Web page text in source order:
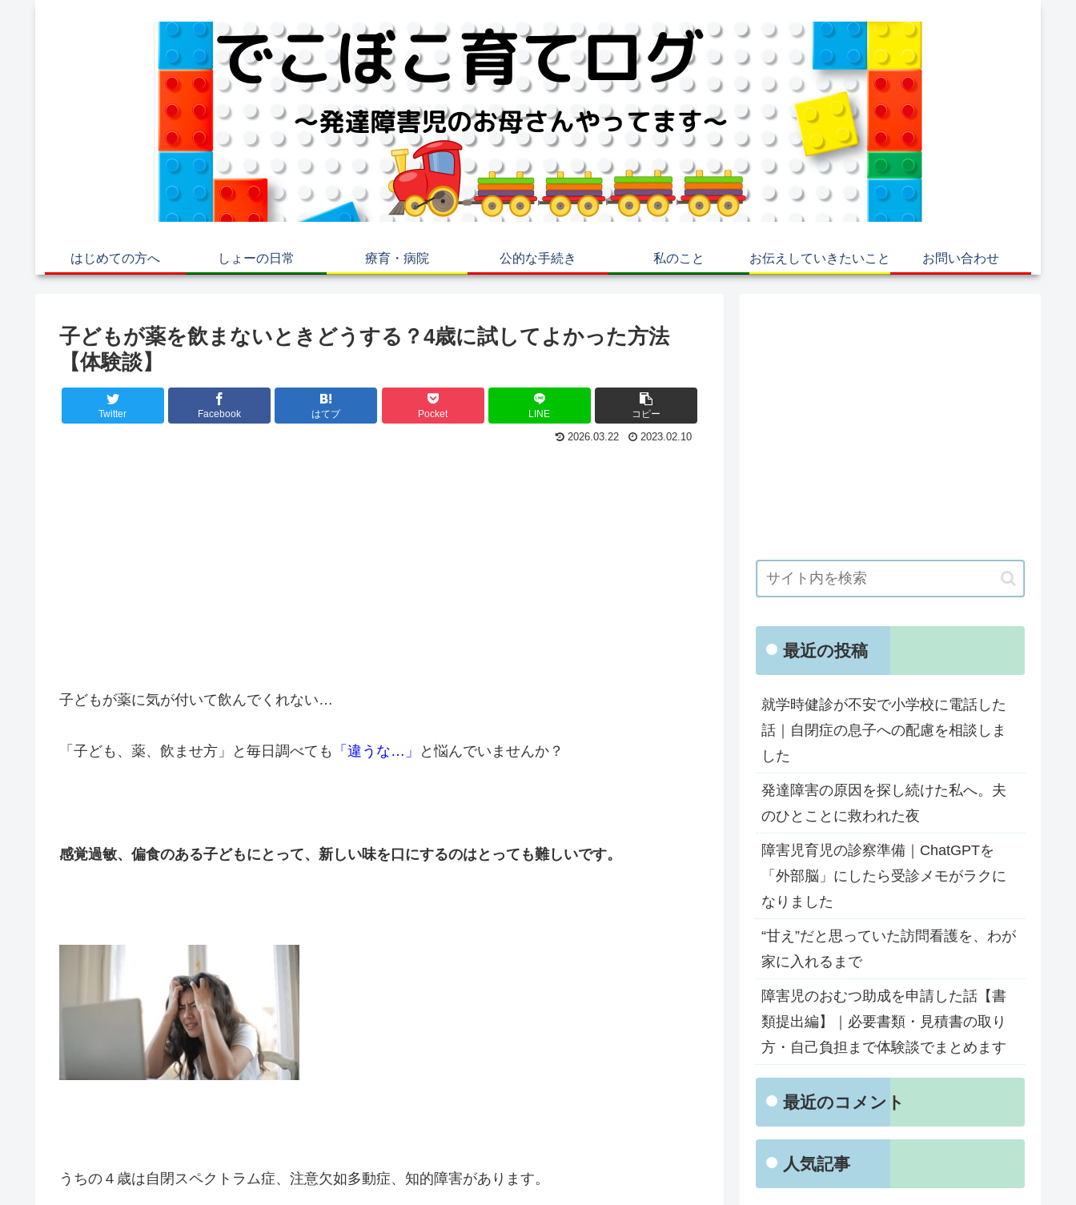
はじめての方へ しょーの日常 療育・病院 公的な手続き 私のこと お伝えしていきたいこと お問い合わせ
子どもが薬を飲まないときどうする？4歳に試してよかった方法
【体験談】
Twitter Facebook はてブ Pocket LINE コピー
2026.03.22 2023.02.10
子どもが薬に気が付いて飲んでくれない…
「子ども、薬、飲ませ方」と毎日調べても 「違うな…」 と悩んでいませんか？
感覚過敏、偏食のある子どもにとって、新しい味を口にするのはとっても難しいです。
うちの４歳は自閉スペクトラム症、注意欠如多動症、知的障害があります。
最近の投稿
就学時健診が不安で小学校に電話した
話｜自閉症の息子への配慮を相談しま
した
発達障害の原因を探し続けた私へ。夫
のひとことに救われた夜
障害児育児の診察準備｜ChatGPTを
「外部脳」にしたら受診メモがラクに
なりました
“甘え”だと思っていた訪問看護を、わが
家に入れるまで
障害児のおむつ助成を申請した話【書
類提出編】｜必要書類・見積書の取り
方・自己負担まで体験談でまとめます
最近のコメント
人気記事